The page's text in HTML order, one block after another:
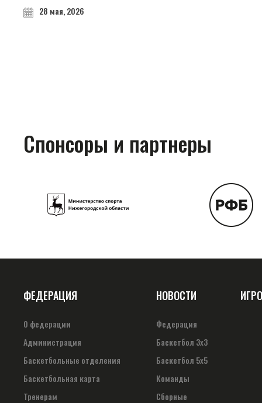
28 мая, 2026
Спонсоры и партнеры
ФЕДЕРАЦИЯ
О федерации
Администрация
Баскетбольные отделения
Баскетбольная карта
Тренерам
НОВОСТИ
Федерация
Баскетбол 3х3
Баскетбол 5х5
Команды
Сборные